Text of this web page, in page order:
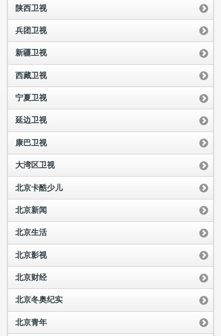
陕西卫视
兵团卫视
新疆卫视
西藏卫视
宁夏卫视
延边卫视
康巴卫视
大湾区卫视
北京卡酷少儿
北京新闻
北京生活
北京影视
北京财经
北京冬奥纪实
北京青年